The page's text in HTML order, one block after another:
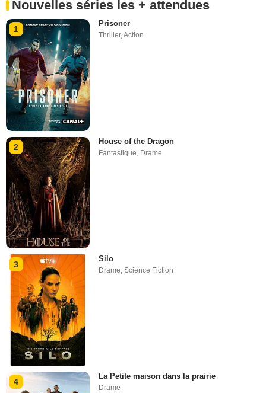
Nouvelles séries les + attendues
1
Prisoner
Thriller,Action
2
House of the Dragon
Fantastique Drame
3
Silo
Drame,Science Fiction
4
La Petite maison dans la prairie
Drame